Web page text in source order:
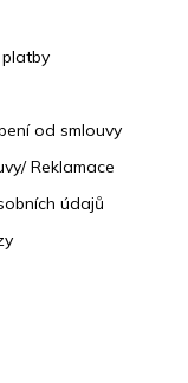
od smlouvy
Reklamace
údajů